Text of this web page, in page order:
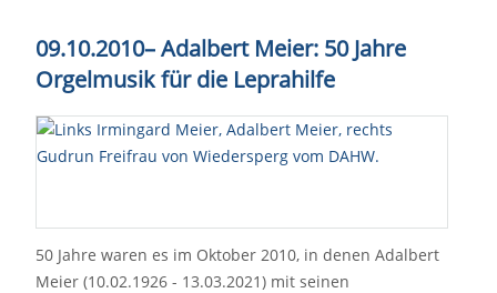
09.10.2010–Adalbert Meier: 50 Jahre
Orgelmusik für die Leprahilfe
50 Jahre waren es im Oktober 2010, in denen Adalbert
Meier (10.02.1926 - 13.03.2021) mit seinen